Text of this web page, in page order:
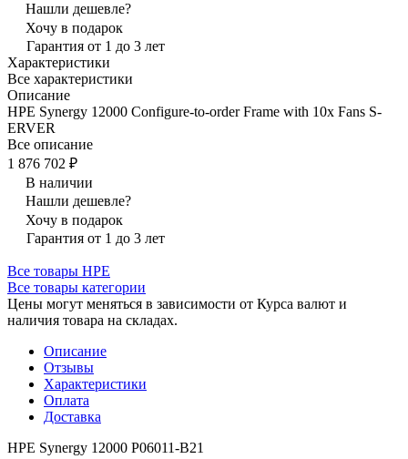
Нашли дешевле?
Хочу в подарок
Гарантия от 1 до 3 лет
Характеристики
Все характеристики
Описание
HPE Synergy 12000 Configure-to-order Frame with 10x Fans S-
ERVER
Все описание
1 876 702 ₽
В наличии
Нашли дешевле?
Хочу в подарок
Гарантия от 1 до 3 лет
Все товары HPE
Все товары категории
Цены могут меняться в зависимости от Курса валют и
наличия товара на складах.
Описание
Отзывы
Характеристики
Оплата
Доставка
HPE Synergy 12000 P06011‑B21